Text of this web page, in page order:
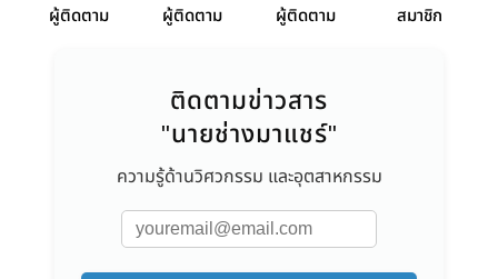
ผู้ติดตาม
ผู้ติดตาม
ผู้ติดตาม
สมาชิก
ติดตามข่าวสาร
"นายช่างมาแชร์"
ความรู้ด้านวิศวกรรม และอุตสาหกรรม